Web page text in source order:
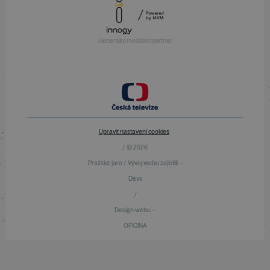
Generální mediální partner
Upravit nastavení cookies
/ © 2026
Pražské jaro / Vývoj webu zajistili —
Devx
/
Design webu —
OFICINA